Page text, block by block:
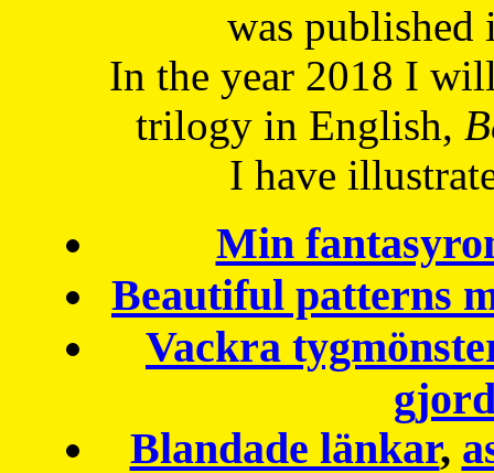
was published
In the year 2018 I
trilogy in English,
I have
Min
Beautiful patterns
Vackra
Blandade länkar,